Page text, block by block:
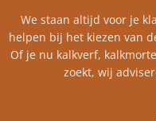
We staan altijd voor je
helpen bij het kiezen van
Of je nu kalkverf,
zoekt, wij